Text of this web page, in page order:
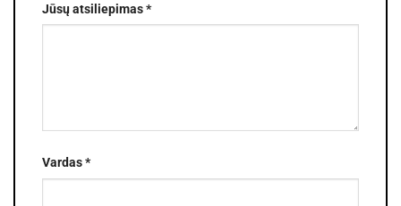
Jūsų atsiliepimas*
Vardas*